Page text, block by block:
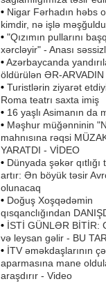
• Nigar Fərhadın həbs
kimdir, nə işlə
• "Qızımın pullarını
xərcləyir" - Anası
•Azərbaycanda
öldürülən ƏR-ARVADIN
• Turistlərin ziyarət
Roma teatrı saxta imiş
• 16 yaşlı Asimanın da
• Məşhur müğənninin
mahnısına rəqsi
YARATDI - VİDEO
• Dünyada şəkər qıtlığı
artır: Ən böyük təsir
olunacaq
• Doğuş Xoşqədəmin
qısqanclığından
• İSTİ GÜNLƏR BİTİR:
və leysan gəlir - BU
• İTV əməkdaşlarının
aparmasına mane
araşdırır - Video